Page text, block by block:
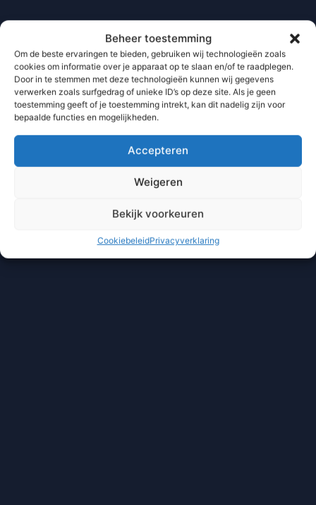
Beheer toestemming
Om de beste ervaringen te bieden, gebruiken wij technologieën zoals
cookies om informatie over je apparaat op te slaan en/of te raadplegen.
Door in te stemmen met deze technologieën kunnen wij gegevens
verwerken zoals surfgedrag of unieke ID’s op deze site. Als je geen
toestemming geeft of je toestemming intrekt, kan dit nadelig zijn voor
bepaalde functies en mogelijkheden.
Accepteren
Weigeren
Bekijk voorkeuren
CookiebeleidPrivacyverklaring